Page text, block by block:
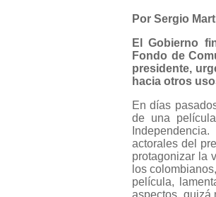
Por Sergio
El Gobierno
Fondo de
presidente,
hacia otros
En días
de una
actorales del
protagonizar la
los
película,
aspectos, quizá